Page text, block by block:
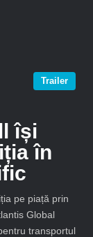
Trailer
își
în
pe piață prin
Global
transportul